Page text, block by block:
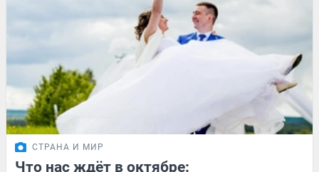
СТРАНА И МИР
Что нас ждёт в октябре: